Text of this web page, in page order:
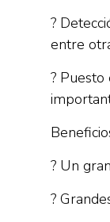
?
entre
?
? Un
?